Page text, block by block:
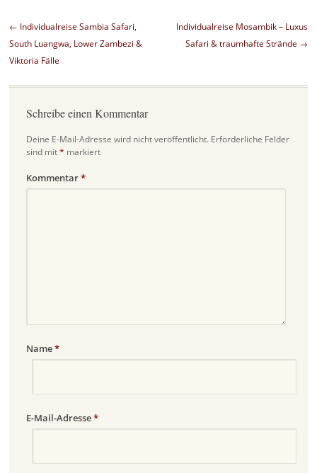
Beitragsnavigation
← Individualreise Sambia Safari,
South Luangwa, Lower Zambezi &
Viktoria Fälle
Individualreise Mosambik – Luxus
Safari & traumhafte Strände →
Schreibe einen Kommentar
Deine E-Mail-Adresse wird nicht veröffentlicht. Erforderliche Felder
sind mit* markiert
Kommentar*
Name*
E-Mail-Adresse*